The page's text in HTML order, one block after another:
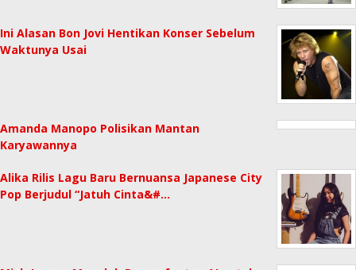
Ini Alasan Bon Jovi Hentikan Konser Sebelum
Waktunya Usai
Amanda Manopo Polisikan Mantan
Karyawannya
Alika Rilis Lagu Baru Bernuansa Japanese City
Pop Berjudul “Jatuh Cinta&#…